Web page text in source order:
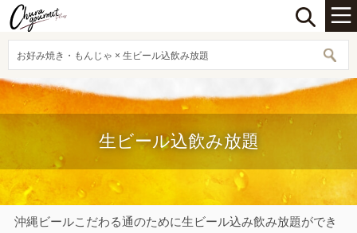
お好み焼き・もんじゃ × 生ビール込飲み放題
生ビール込飲み放題
沖縄ビールこだわる通のために生ビール込み飲み放題ができ